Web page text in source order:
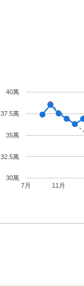
7月 11月
30萬
32.5萬
35萬
37.5萬
40萬